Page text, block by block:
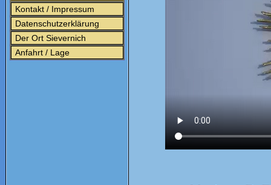
Kontakt / Impressum
Datenschutzerklärung
Der Ort Sievernich
Anfahrt / Lage